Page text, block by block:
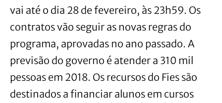
vai até o dia 28 de fevereiro, às 23h59. Os
contratos vão seguir as novas regras do
programa, aprovadas no ano passado. A
previsão do governo é atender a 310 mil
pessoas em 2018. Os recursos do Fies são
destinados a financiar alunos em cursos